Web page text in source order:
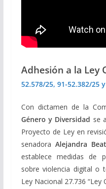
Adhesión a la Ley
52.578/25, 91-52.382/25
Con dictamen de la
Género y Diversidad se
Proyecto de Ley en
senadora Alejandra
establece medidas de
sobre violencia digital o
Ley Nacional 27.736 “Ley